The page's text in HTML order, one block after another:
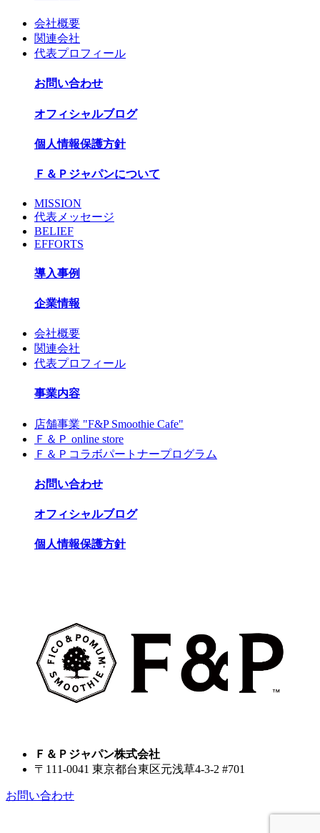
会社概要
関連会社
代表プロフィール
お問い合わせ
オフィシャルブログ
個人情報保護方針
Ｆ＆Ｐジャパンについて
MISSION
代表メッセージ
BELIEF
EFFORTS
導入事例
企業情報
会社概要
関連会社
代表プロフィール
事業内容
店舗事業 "F&P Smoothie Cafe"
Ｆ＆Ｐ online store
Ｆ＆Ｐコラボパートナープログラム
お問い合わせ
オフィシャルブログ
個人情報保護方針
Ｆ＆Ｐジャパン株式会社
〒111-0041 東京都台東区元浅草4-3-2 #701
お問い合わせ